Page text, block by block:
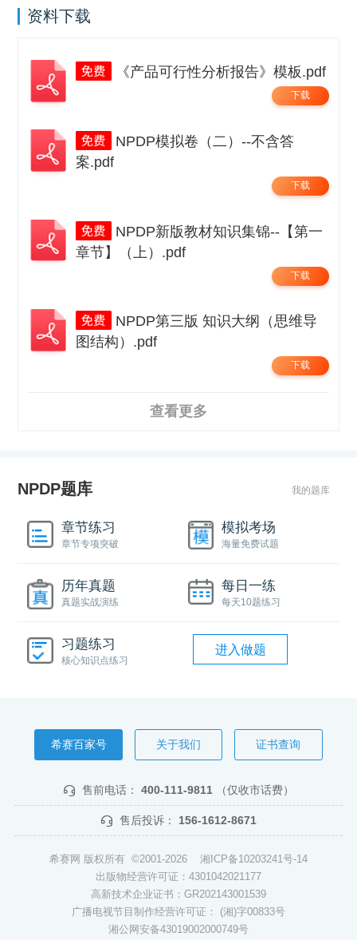
资料下载
《产品可行性分析报告》模板.pdf
下载
NPDP模拟卷（二）--不含答
案.pdf
下载
NPDP新版教材知识集锦--【第一
章节】（上）.pdf
下载
NPDP第三版 知识大纲（思维导
图结构）.pdf
下载
查看更多
NPDP题库 我的题库
章节练习
章节专项突破
模拟考场
海量免费试题
历年真题
真题实战演练
每日一练
每天10题练习
习题练习
核心知识点练习
进入做题
希赛百家号 关于我们 证书查询
售前电话： 400-111-9811 （仅收市话费）
售后投诉： 156-1612-8671
希赛网 版权所有 ©2001-2026 湘ICP备10203241号-14
出版物经营许可证：4301042021177
高新技术企业证书：GR202143001539
广播电视节目制作经营许可证： (湘)字00833号
湘公网安备43019002000749号